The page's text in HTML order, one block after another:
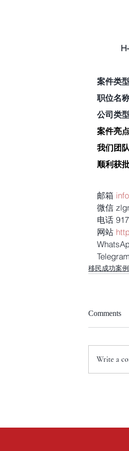
案件类
职位名
公司类
案件亮
我们团
顺利获
邮箱
微信
电话
网站
Telegram
移民成功案例
Comments
Write a